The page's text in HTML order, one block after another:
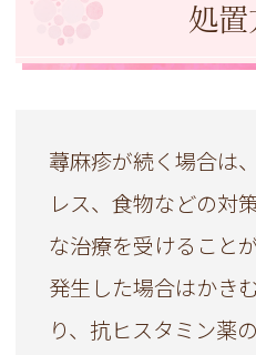
処置
蕁麻疹が続く場合は
レス、食物などの対
な治療を受けること
発生した場合はかき
り、抗ヒスタミン薬